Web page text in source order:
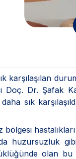
karşılaşılan
Doç. Dr. Şafak
sık
bölgesi
huzursuzluk
olan